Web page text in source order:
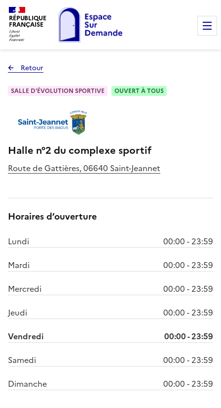
RÉPUBLIQUE
FRANÇAISE
Retour
SALLE D'ÉVOLUTION SPORTIVE OUVERT À TOUS
Halle n°2 du complexe sportif
Route de Gattières, 06640 Saint-Jeannet
Horaires d’ouverture
Lundi
00:00 - 23:59
Mardi
00:00 - 23:59
Mercredi
00:00 - 23:59
Jeudi
00:00 - 23:59
Vendredi
00:00 - 23:59
Samedi
00:00 - 23:59
Dimanche
00:00 - 23:59